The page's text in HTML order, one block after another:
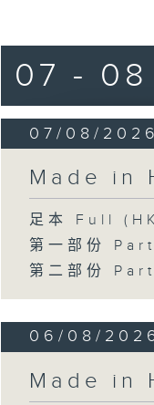
07 - 08
07/08/2026
Made in
足本 Full
第一部份
第二部份
06/08/
Made in